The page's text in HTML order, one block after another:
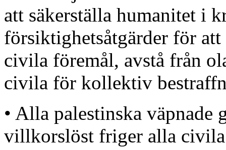
att säkerställa humanitet i
försiktighetsåtgärder för
civila föremål, avstå från
civila för kollektiv
• Alla palestinska väpnade
villkorslöst friger alla civila